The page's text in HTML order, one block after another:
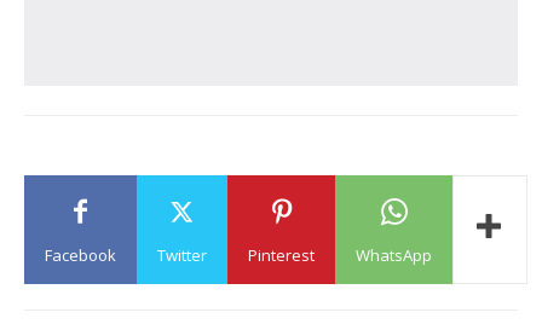
Facebook Twitter Pinterest WhatsApp